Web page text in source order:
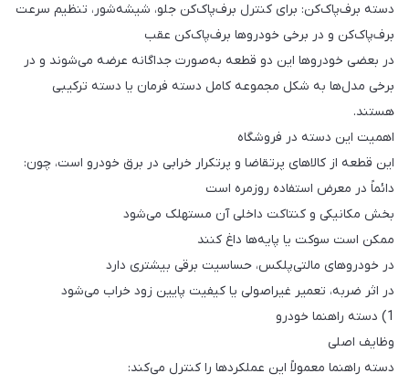
دسته برف‌پاک‌کن: برای کنترل برف‌پاک‌کن جلو، شیشه‌شور، تنظیم سرعت
برف‌پاک‌کن و در برخی خودروها برف‌پاک‌کن عقب
در بعضی خودروها این دو قطعه به‌صورت جداگانه عرضه می‌شوند و در
برخی مدل‌ها به شکل مجموعه کامل دسته فرمان یا دسته ترکیبی
هستند.
اهمیت این دسته در فروشگاه
این قطعه از کالاهای پرتقاضا و پرتکرار خرابی در برق خودرو است، چون:
دائماً در معرض استفاده روزمره است
بخش مکانیکی و کنتاکت داخلی آن مستهلک می‌شود
ممکن است سوکت یا پایه‌ها داغ کنند
در خودروهای مالتی‌پلکس، حساسیت برقی بیشتری دارد
در اثر ضربه، تعمیر غیراصولی یا کیفیت پایین زود خراب می‌شود
1) دسته راهنما خودرو
وظایف اصلی
دسته راهنما معمولاً این عملکردها را کنترل می‌کند: